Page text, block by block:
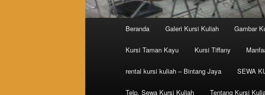
Skip to primary content
Skip to secondary content
Beranda Galeri Kursi Kuliah Gambar
Kursi Taman Kayu Kursi Tiffany
rental kursi kuliah – Bintang Jaya SEWA
Telp. Sewa Kursi Kuliah Tentang Kursi